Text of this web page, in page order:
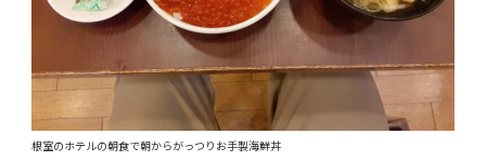
根室のホテルの朝食で朝からがっつりお手製海鮮丼